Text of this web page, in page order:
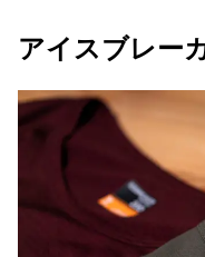
アイスブレー